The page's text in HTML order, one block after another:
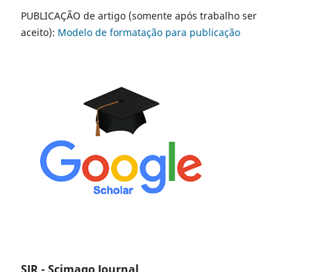
PUBLICAÇÃO de artigo (somente após trabalho ser
aceito): Modelo de formatação para publicação